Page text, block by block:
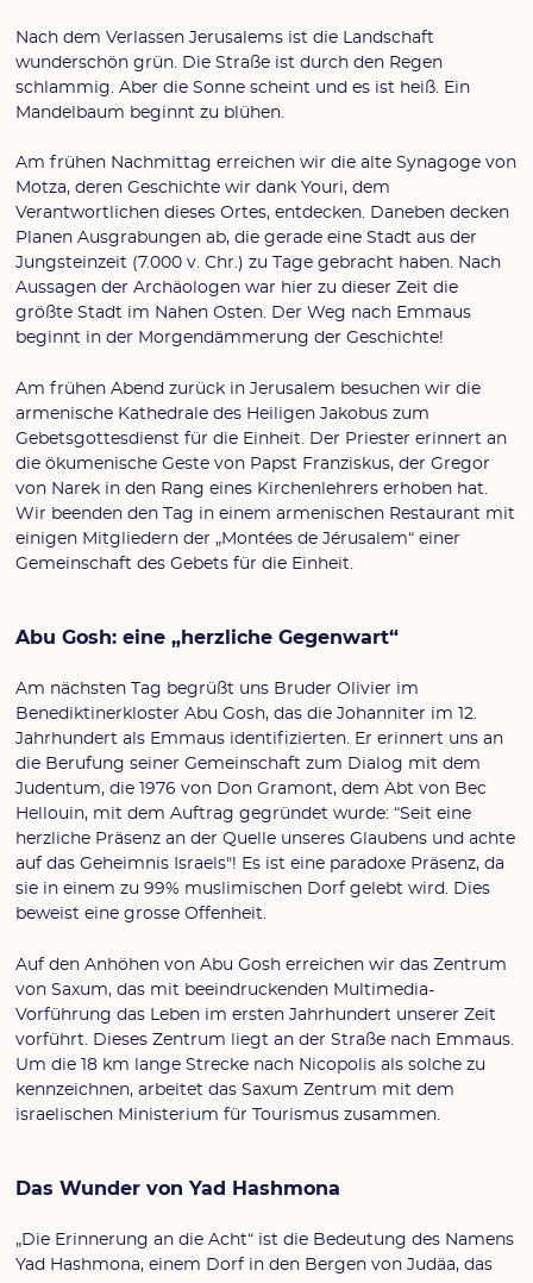
Nach dem Verlassen Jerusalems ist die Landschaft
wunderschön grün. Die Straße ist durch den Regen
schlammig. Aber die Sonne scheint und es ist heiß. Ein
Mandelbaum beginnt zu blühen.
Am frühen Nachmittag erreichen wir die alte Synagoge von
Motza, deren Geschichte wir dank Youri, dem
Verantwortlichen dieses Ortes, entdecken. Daneben decken
Planen Ausgrabungen ab, die gerade eine Stadt aus der
Jungsteinzeit (7.000 v. Chr.) zu Tage gebracht haben. Nach
Aussagen der Archäologen war hier zu dieser Zeit die
größte Stadt im Nahen Osten. Der Weg nach Emmaus
beginnt in der Morgendämmerung der Geschichte!
Am frühen Abend zurück in Jerusalem besuchen wir die
armenische Kathedrale des Heiligen Jakobus zum
Gebetsgottesdienst für die Einheit. Der Priester erinnert an
die ökumenische Geste von Papst Franziskus, der Gregor
von Narek in den Rang eines Kirchenlehrers erhoben hat.
Wir beenden den Tag in einem armenischen Restaurant mit
einigen Mitgliedern der „Montées de Jérusalem“ einer
Gemeinschaft des Gebets für die Einheit.
Abu Gosh: eine „herzliche Gegenwart“
Am nächsten Tag begrüßt uns Bruder Olivier im
Benediktinerkloster Abu Gosh, das die Johanniter im 12.
Jahrhundert als Emmaus identifizierten. Er erinnert uns an
die Berufung seiner Gemeinschaft zum Dialog mit dem
Judentum, die 1976 von Don Gramont, dem Abt von Bec
Hellouin, mit dem Auftrag gegründet wurde: “Seit eine
herzliche Präsenz an der Quelle unseres Glaubens und achte
auf das Geheimnis Israels"! Es ist eine paradoxe Präsenz, da
sie in einem zu 99% muslimischen Dorf gelebt wird. Dies
beweist eine grosse Offenheit.
Auf den Anhöhen von Abu Gosh erreichen wir das Zentrum
von Saxum, das mit beeindruckenden Multimedia-
Vorführung das Leben im ersten Jahrhundert unserer Zeit
vorführt. Dieses Zentrum liegt an der Straße nach Emmaus.
Um die 18 km lange Strecke nach Nicopolis als solche zu
kennzeichnen, arbeitet das Saxum Zentrum mit dem
israelischen Ministerium für Tourismus zusammen.
Das Wunder von Yad Hashmona
„Die Erinnerung an die Acht“ ist die Bedeutung des Namens
Yad Hashmona, einem Dorf in den Bergen von Judäa, das